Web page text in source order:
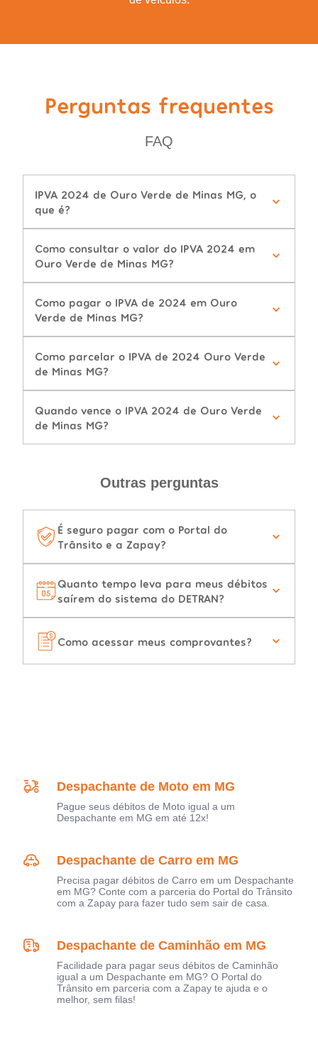
Perguntas frequentes
FAQ
IPVA 2024 de Ouro Verde de Minas MG, o
que é?
Como consultar o valor do IPVA 2024 em
Ouro Verde de Minas MG?
Como pagar o IPVA de 2024 em Ouro
Verde de Minas MG?
Como parcelar o IPVA de 2024 Ouro Verde
de Minas MG?
Quando vence o IPVA 2024 de Ouro Verde
de Minas MG?
Outras perguntas
É seguro pagar com o Portal do
Trânsito e a Zapay?
Quanto tempo leva para meus débitos
saírem do sistema do DETRAN?
Como acessar meus comprovantes?
Despachante de Moto em MG
Pague seus débitos de Moto igual a um
Despachante em MG em até 12x!
Despachante de Carro em MG
Precisa pagar débitos de Carro em um Despachante
em MG? Conte com a parceria do Portal do Trânsito
com a Zapay para fazer tudo sem sair de casa.
Despachante de Caminhão em MG
Facilidade para pagar seus débitos de Caminhão
igual a um Despachante em MG? O Portal do
Trânsito em parceria com a Zapay te ajuda e o
melhor, sem filas!